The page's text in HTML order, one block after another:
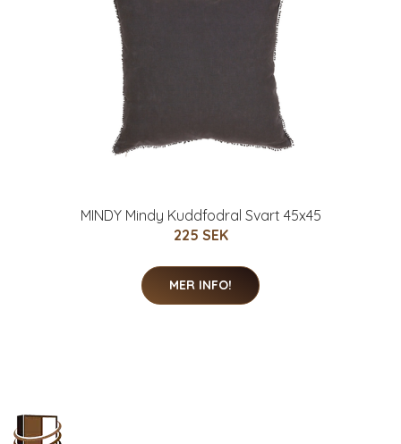
MINDY Mindy Kuddfodral Svart 45x45
225 SEK
MER INFO!